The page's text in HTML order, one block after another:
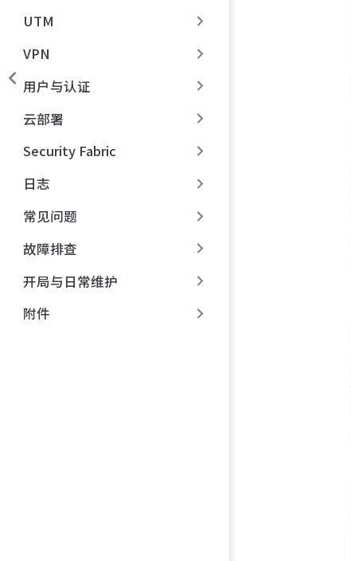
UTM
VPN
用户与认证
云部署
Security Fabric
日志
常见问题
故障排查
开局与日常维护
附件